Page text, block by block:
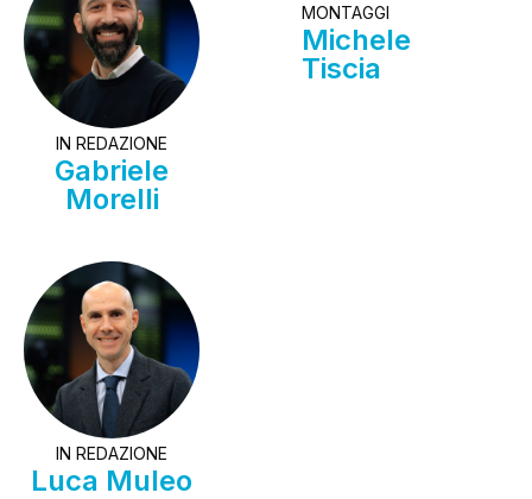
IN REDAZIONE
Gabriele
Morelli
IN REDAZIONE
Luca Muleo
MONTAGGI
Michele
Tiscia